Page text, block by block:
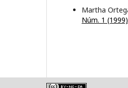
Martha
Núm. 1